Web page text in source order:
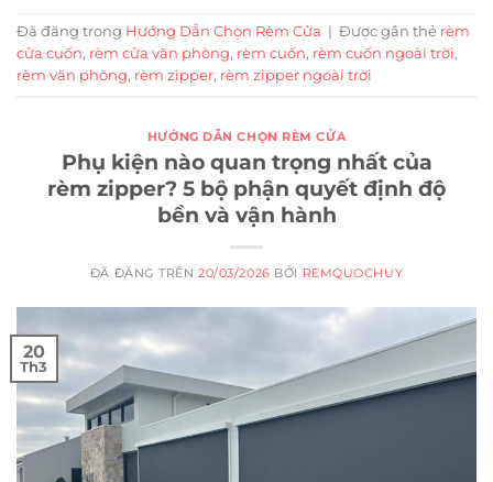
Đã đăng trong Hướng Dẫn Chọn Rèm Cửa | Được gắn thẻ rèm
cửa cuốn, rèm cửa văn phòng, rèm cuốn, rèm cuốn ngoài trời,
rèm văn phòng, rèm zipper, rèm zipper ngoài trời
HƯỚNG DẪN CHỌN RÈM CỬA
Phụ kiện nào quan trọng nhất của
rèm zipper? 5 bộ phận quyết định độ
bền và vận hành
ĐÃ ĐĂNG TRÊN20/03/2026 BỞI REMQUOCHUY
20
Th3